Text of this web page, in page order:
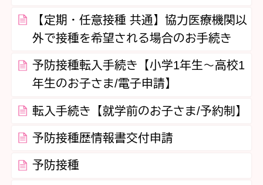
【定期・任意接種 共通】協力医療機関以
外で接種を希望される場合のお手続き
予防接種転入手続き【小学1年生～高校1
年生のお子さま/電子申請】
転入手続き【就学前のお子さま/予約制】
予防接種歴情報書交付申請
予防接種